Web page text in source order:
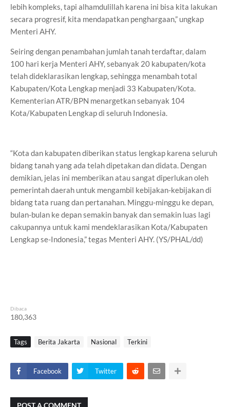
lebih kompleks, tapi alhamdulillah karena ini bisa kita lakukan
secara progresif, kita mendapatkan penghargaan,” ungkap
Menteri AHY.
Seiring dengan penambahan jumlah tanah terdaftar, dalam
100 hari kerja Menteri AHY, sebanyak 20 kabupaten/kota
telah dideklarasikan lengkap, sehingga menambah total
Kabupaten/Kota Lengkap menjadi 33 Kabupaten/Kota.
Kementerian ATR/BPN menargetkan sebanyak 104
Kota/Kabupaten Lengkap di seluruh Indonesia.
“Kota dan kabupaten diberikan status lengkap karena seluruh
bidang tanah yang ada telah dipetakan dan didata. Dengan
demikian, jelas ini memberikan atau sangat diperlukan oleh
pemerintah daerah untuk mengambil kebijakan-kebijakan di
bidang tata ruang dan pertanahan. Minggu-minggu ke depan,
bulan-bulan ke depan semakin banyak dan semakin luas lagi
cakupannya untuk kami mendeklarasikan Kota/Kabupaten
Lengkap se-Indonesia,” tegas Menteri AHY. (YS/PHAL/dd)
Dibaca
180,363
Tags Berita Jakarta Nasional Terkini
Facebook Twitter
POST A COMMENT